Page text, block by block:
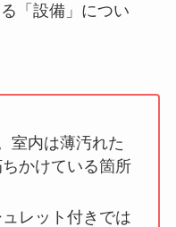
「設備」につい
室内は薄汚れた
かけている箇所
レット付きでは